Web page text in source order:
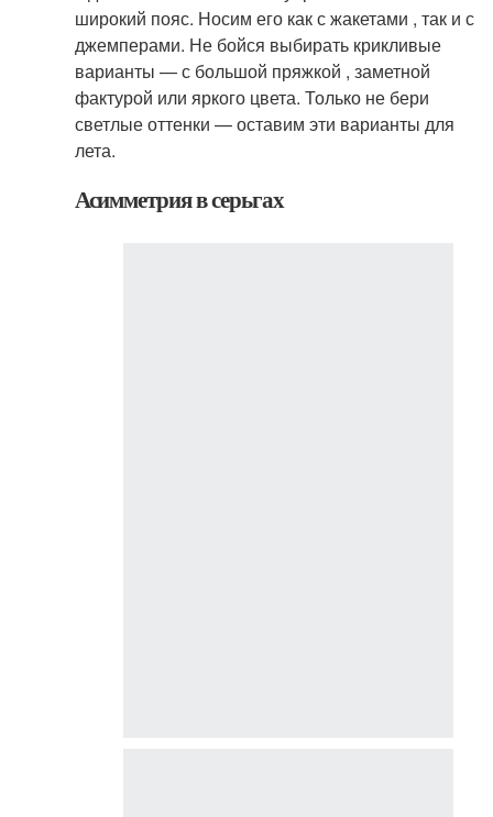
широкий пояс. Носим его как с жакетами , так и с
джемперами. Не бойся выбирать крикливые
варианты — с большой пряжкой , заметной
фактурой или яркого цвета. Только не бери
светлые оттенки — оставим эти варианты для
лета.
Асимметрия в серьгах